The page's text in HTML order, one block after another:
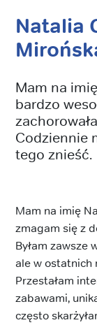
Natalia
Mam na
bardzo
Codziennie
tego znieść.
Mam na imię
zmagam się z
Byłam zawsze
ale w ostatnich
Przestałam
zabawami,
często